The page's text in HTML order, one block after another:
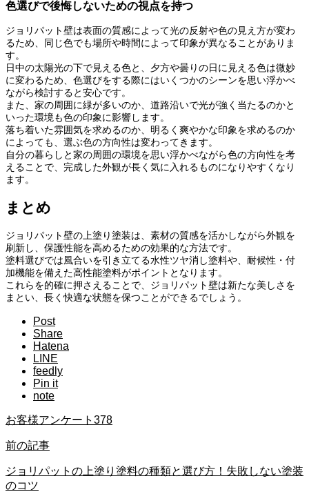
色選びで後悔しないための視点を持つ
ジョリパット壁は表面の質感によって光の反射や色の見え方が変わ
るため、同じ色でも場所や時間によって印象が異なることがありま
す。
日中の太陽光の下で見える色と、夕方や曇りの日に見える色は微妙
に変わるため、色選びをする際にはいくつかのシーンを思い浮かべ
ながら検討すると安心です。
また、家の周囲に緑が多いのか、道路沿いで光が強く当たるのかと
いった環境も色の印象に影響します。
落ち着いた雰囲気を求めるのか、明るく爽やかな印象を求めるのか
によっても、選ぶ色の方向性は変わってきます。
自分の暮らしと家の周囲の環境を思い浮かべながら色の方向性を考
えることで、完成した外観が長く気に入れるものになりやすくなり
ます。
まとめ
ジョリパット壁の上塗り塗装は、素材の質感を活かしながら外観を
刷新し、保護性能を高めるための効果的な方法です。
塗料選びでは風合いを引き立てる水性ツヤ消し塗料や、耐候性・付
加機能を備えた高性能塗料がポイントとなります。
これらを的確に押さえることで、ジョリパット壁は新たな美しさを
まとい、長く快適な状態を保つことができるでしょう。
Post
Share
Hatena
LINE
feedly
Pin it
note
お客様アンケート378
前の記事
ジョリパットの上塗り塗料の種類と選び方！失敗しない塗装
のコツ